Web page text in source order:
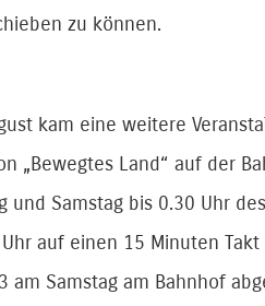
zu können.
kam eine weitere
„Bewegtes Land“ auf der
und Samstag bis 0.30 Uhr des
auf einen 15 Minuten
Samstag am Bahnhof